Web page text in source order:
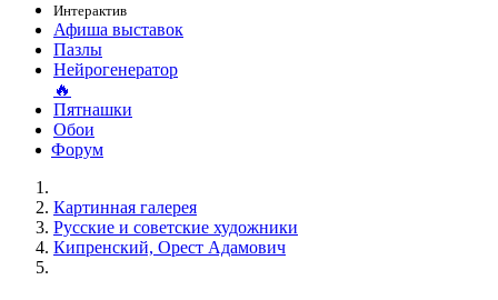
Интерактив
Афиша выставок
Пазлы
Нейрогенератор
🔥
Пятнашки
Обои
Форум
Картинная галерея
Русские и советские художники
Кипренский, Орест Адамович